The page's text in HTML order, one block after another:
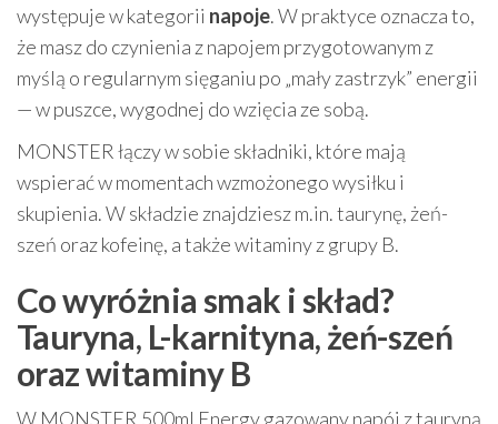
występuje w kategorii napoje. W praktyce oznacza to,
że masz do czynienia z napojem przygotowanym z
myślą o regularnym sięganiu po „mały zastrzyk” energii
— w puszce, wygodnej do wzięcia ze sobą.
MONSTER łączy w sobie składniki, które mają
wspierać w momentach wzmożonego wysiłku i
skupienia. W składzie znajdziesz m.in. taurynę, żeń-
szeń oraz kofeinę, a także witaminy z grupy B.
Co wyróżnia smak i skład?
Tauryna, L-karnityna, żeń-szeń
oraz witaminy B
W MONSTER 500ml Energy gazowany napój z tauryną